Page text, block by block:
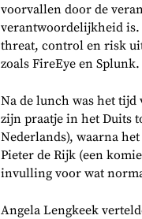
voorvallen door de
verantwoordelijkheid is.
threat, control en risk
zoals FireEye en Splunk.
Na de lunch was het tijd
zijn praatje in het Duits
Nederlands), waarna
Pieter de Rijk (een
invulling voor wat
Angela Lengkeek